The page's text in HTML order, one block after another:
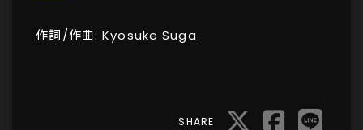
作詞/作曲: Kyosuke Suga
SHARE